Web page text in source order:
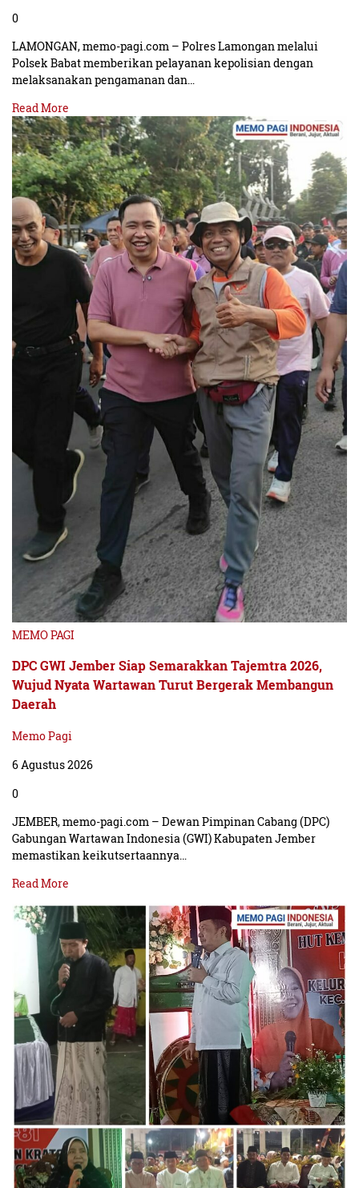
0
LAMONGAN, memo-pagi.com – Polres Lamongan melalui
Polsek Babat memberikan pelayanan kepolisian dengan
melaksanakan pengamanan dan…
Read More
MEMO PAGI
DPC GWI Jember Siap Semarakkan Tajemtra 2026,
Wujud Nyata Wartawan Turut Bergerak Membangun
Daerah
Memo Pagi
6 Agustus 2026
0
JEMBER, memo-pagi.com – Dewan Pimpinan Cabang (DPC)
Gabungan Wartawan Indonesia (GWI) Kabupaten Jember
memastikan keikutsertaannya…
Read More